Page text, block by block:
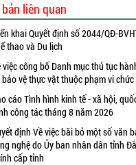
liên quan
khai Quyết định số 2044/QĐ-
thao và Du lịch
việc công bố Danh mục thủ tục
bảo vệ thực vật thuộc phạm vi
cáo Tình hình kinh tế - xã hội,
công tác tháng 8 năm 2026
định Về việc bãi bỏ một số văn
nghệ do Ủy ban nhân dân tỉnh
cấp tỉnh